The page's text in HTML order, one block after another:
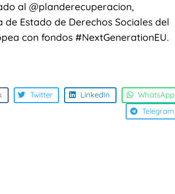
al @planderecuperacion,
Estado de Derechos Sociales del
con fondos #NextGenerationEU.
Twitter LinkedIn
WhatsApp
Telegram